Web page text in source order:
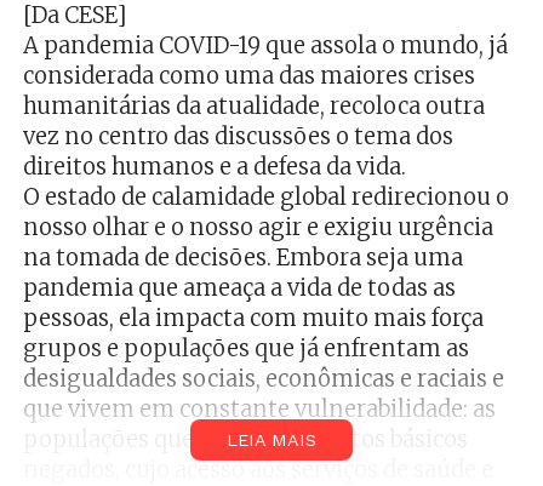
[Da CESE]
A pandemia COVID-19 que assola o mundo, já
considerada como uma das maiores crises
humanitárias da atualidade, recoloca outra
vez no centro das discussões o tema dos
direitos humanos e a defesa da vida.
O estado de calamidade global redirecionou o
nosso olhar e o nosso agir e exigiu urgência
na tomada de decisões. Embora seja uma
pandemia que ameaça a vida de todas as
pessoas, ela impacta com muito mais força
grupos e populações que já enfrentam as
desigualdades sociais, econômicas e raciais e
que vivem em constante vulnerabilidade: as
populações que têm seus direitos básicos
negados, cujo acesso aos serviços de saúde e
LEIA MAIS